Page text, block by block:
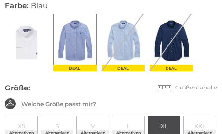
Farbe: Blau
DEAL DEAL DEAL
Größe: Größentabelle
Welche Größe passt mir?
XS
Alternativen
S
Alternativen
M
Alternativen
L
Alternativen
XL XXL
Alternativen